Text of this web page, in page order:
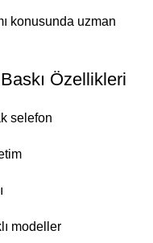
konusunda uzman
Özellikleri
selefon
modeller